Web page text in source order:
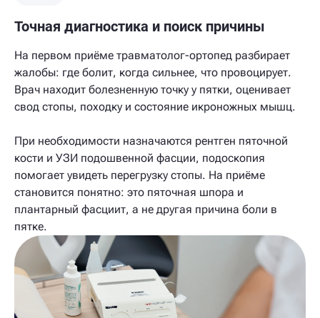
Точная диагностика и поиск причины
На первом приёме травматолог-ортопед разбирает
жалобы: где болит, когда сильнее, что провоцирует.
Врач находит болезненную точку у пятки, оценивает
свод стопы, походку и состояние икроножных мышц.
При необходимости назначаются рентген пяточной
кости и УЗИ подошвенной фасции, подоскопия
помогает увидеть перегрузку стопы. На приёме
становится понятно: это пяточная шпора и
плантарный фасциит, а не другая причина боли в
пятке.